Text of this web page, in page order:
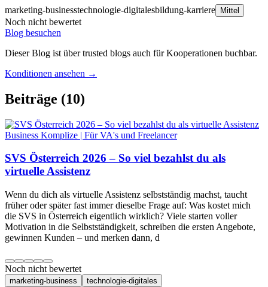
marketing-businesstechnologie-digitalesbildung-karriere Mittel
Noch nicht bewertet
Blog besuchen
Dieser Blog ist über trusted blogs auch für Kooperationen buchbar.
Konditionen ansehen →
Beiträge (10)
Business Komplize | Für VA's und Freelancer
SVS Österreich 2026 – So viel bezahlst du als
virtuelle Assistenz
Wenn du dich als virtuelle Assistenz selbstständig machst, taucht
früher oder später fast immer dieselbe Frage auf: Was kostet mich
die SVS in Österreich eigentlich wirklich? Viele starten voller
Motivation in die Selbstständigkeit, schreiben die ersten Angebote,
gewinnen Kunden – und merken dann, d
Noch nicht bewertet
marketing-business technologie-digitales